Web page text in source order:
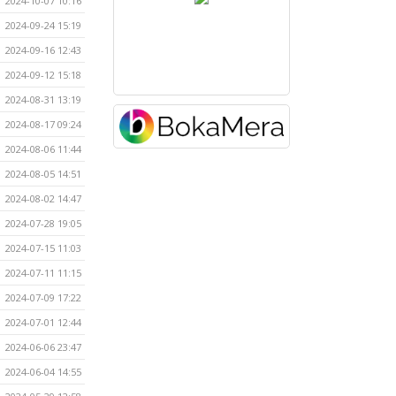
2024-09-24 15:19
2024-09-16 12:43
2024-09-12 15:18
2024-08-31 13:19
2024-08-17 09:24
2024-08-06 11:44
2024-08-05 14:51
2024-08-02 14:47
2024-07-28 19:05
2024-07-15 11:03
2024-07-11 11:15
2024-07-09 17:22
2024-07-01 12:44
2024-06-06 23:47
2024-06-04 14:55